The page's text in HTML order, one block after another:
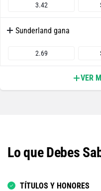
3.42
Sunderland gana
2.69
Ambos Equipos Anotan - Sí
2.10
VER
Lo que Debes
TÍTULOS Y HONORES